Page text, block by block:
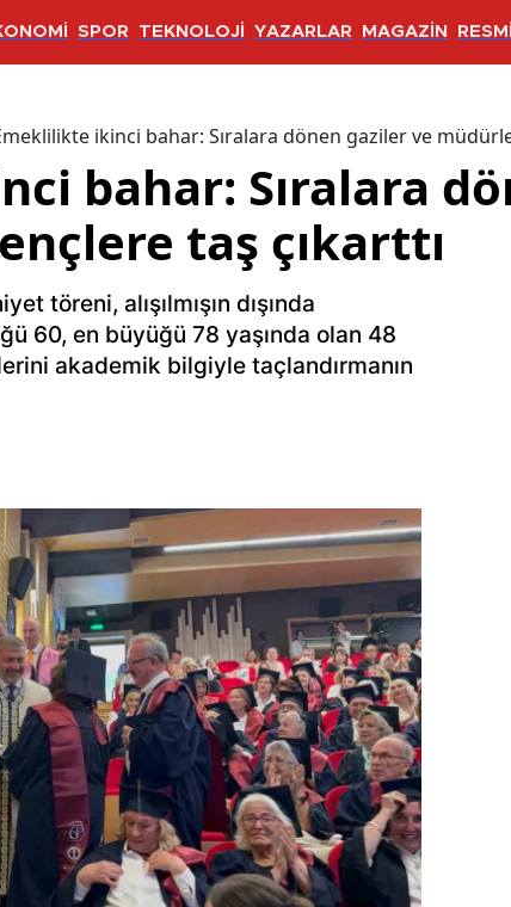
SPOR TEKNOLOJİ YAZARLAR MAGAZİN
ikinci bahar: Sıralara dönen gaziler ve
bahar: Sıralara
taş çıkarttı
töreni, alışılmışın dışında
60, en büyüğü 78 yaşında olan 48
akademik bilgiyle taçlandırmanın